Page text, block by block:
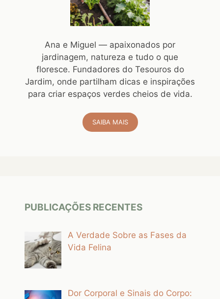
Ana e Miguel — apaixonados por
jardinagem, natureza e tudo o que
floresce. Fundadores do Tesouros do
Jardim, onde partilham dicas e inspirações
para criar espaços verdes cheios de vida.
SAIBA MAIS
PUBLICAÇÕES RECENTES
A Verdade Sobre as Fases da
Vida Felina
Dor Corporal e Sinais do Corpo: